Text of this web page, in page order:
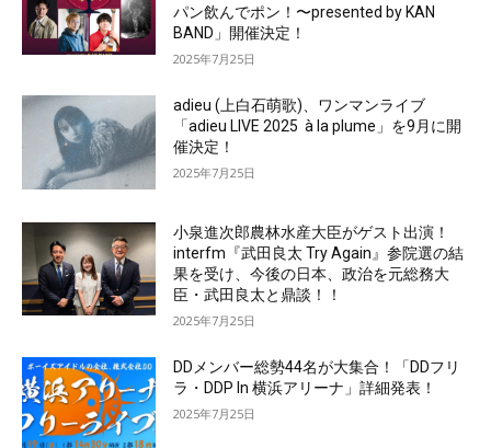
パン飲んでポン！〜presented by KAN
BAND」開催決定！
2025年7月25日
adieu (上白石萌歌)、ワンマンライブ
「adieu LIVE 2025 à la plume」を9月に開
催決定！
2025年7月25日
小泉進次郎農林水産大臣がゲスト出演！
interfm『武田良太 Try Again』参院選の結
果を受け、今後の日本、政治を元総務大
臣・武田良太と鼎談！！
2025年7月25日
DDメンバー総勢44名が大集合！「DDフリ
ラ・DDP In 横浜アリーナ」詳細発表！
2025年7月25日